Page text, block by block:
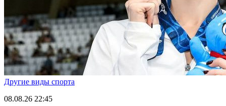
Другие виды спорта
08.08.26 22:45